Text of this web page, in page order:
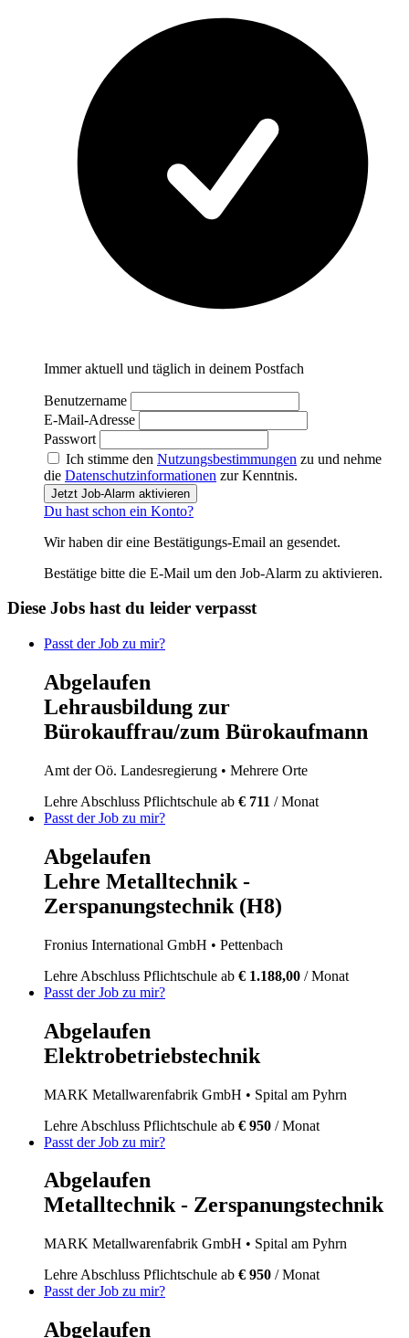
Immer aktuell und täglich in deinem Postfach
Benutzername
E-Mail-Adresse
Passwort
Ich stimme den Nutzungsbestimmungen zu und nehme
die Datenschutzinformationen zur Kenntnis.
Jetzt Job-Alarm aktivieren
Du hast schon ein Konto?
Wir haben dir eine Bestätigungs-Email an gesendet.
Bestätige bitte die E-Mail um den Job-Alarm zu aktivieren.
Diese Jobs hast du leider verpasst
Passt der Job zu mir?
Abgelaufen
Lehrausbildung zur
Bürokauffrau/zum Bürokaufmann
Amt der Oö. Landesregierung • Mehrere Orte
Lehre Abschluss Pflichtschule ab € 711 / Monat
Passt der Job zu mir?
Abgelaufen
Lehre Metalltechnik -
Zerspanungstechnik (H8)
Fronius International GmbH • Pettenbach
Lehre Abschluss Pflichtschule ab € 1.188,00 / Monat
Passt der Job zu mir?
Abgelaufen
Elektrobetriebstechnik
MARK Metallwarenfabrik GmbH • Spital am Pyhrn
Lehre Abschluss Pflichtschule ab € 950 / Monat
Passt der Job zu mir?
Abgelaufen
Metalltechnik - Zerspanungstechnik
MARK Metallwarenfabrik GmbH • Spital am Pyhrn
Lehre Abschluss Pflichtschule ab € 950 / Monat
Passt der Job zu mir?
Abgelaufen